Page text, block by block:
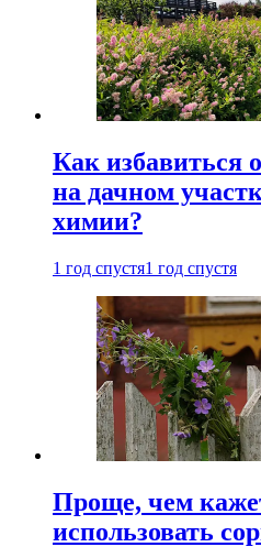
Как избавиться
на дачном
химии?
1 год спустя1 год спустя
Проще, чем
использовать